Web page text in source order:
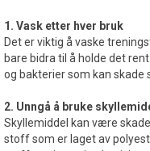
1. Vask etter hver bruk
Det er viktig å vaske
bare bidra til å holde det
og bakterier som kan skade
2. Unngå å bruke
Skyllemiddel kan være
stoff som er laget av